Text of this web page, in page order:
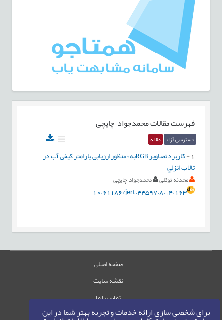
برای شخصی سازی ارائه خدمات و تجربه بهتر شما در این
فهرست مقالاتمحمدجواد چایچی
دسترسی آزاد مقاله
-
كاربرد تصاویر RGBبه ¬منظور ارزیابی پارامتر کیفی آب در
تالاب انزلي
محدثه توکلی محمدجواد چایچی
10.61186/jert.44597.8.14.163
صفحه اصلی
نقشه سایت
تماس با ما